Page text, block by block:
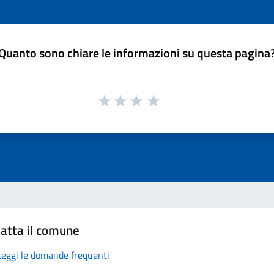
sono chiare le informazioni su questa
il comune
le domande frequenti